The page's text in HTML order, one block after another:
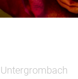
Untergrombach